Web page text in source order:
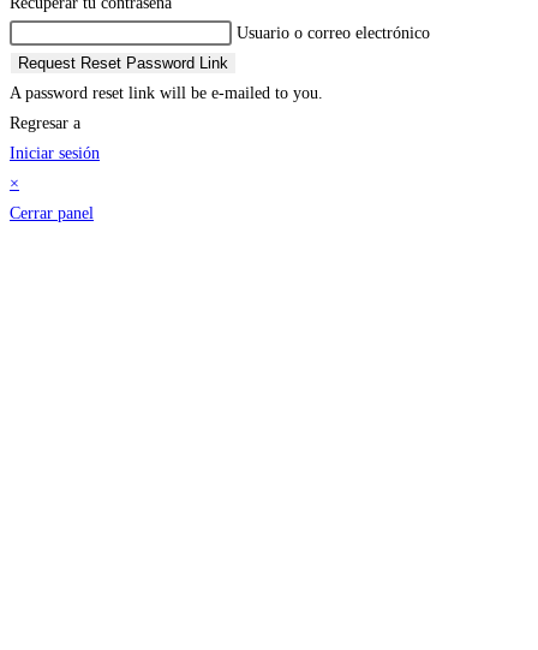
Usuario o correo electrónico
Request Reset Password Link
A password reset link will be e-mailed to you.
Regresar a
Iniciar sesión
×
Cerrar panel